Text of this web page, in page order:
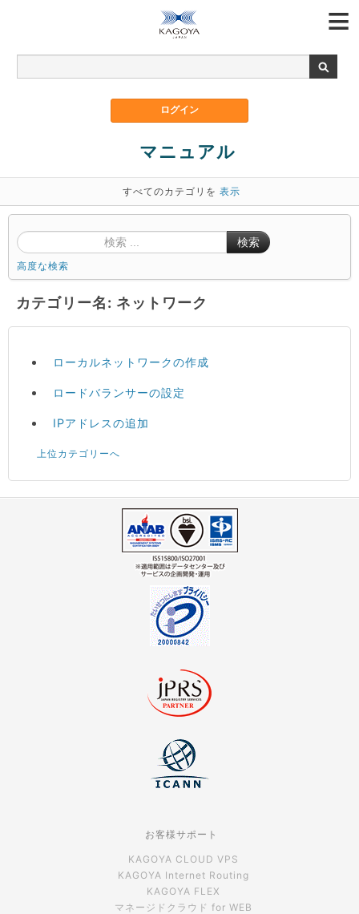
マニュアル
すべてのカテゴリを 表示
検索
高度な検索
カテゴリー名: ネットワーク
ローカルネットワークの作成
ロードバランサーの設定
IPアドレスの追加
上位カテゴリーへ
お客様サポート
KAGOYA CLOUD VPS
KAGOYA Internet Routing
KAGOYA FLEX
マネージドクラウド for WEB